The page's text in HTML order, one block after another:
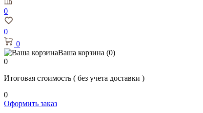
0
0
0
Ваша корзина (0)
0
Итоговая стоимость ( без учета доставки )
0
Оформить заказ